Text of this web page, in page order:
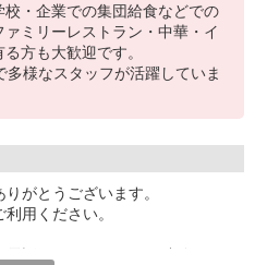
・企業での集団給食などでの
ミリーレストラン・中華・イ
方も大歓迎です。
様なスタッフが活躍していま
がとうございます。
用ください。